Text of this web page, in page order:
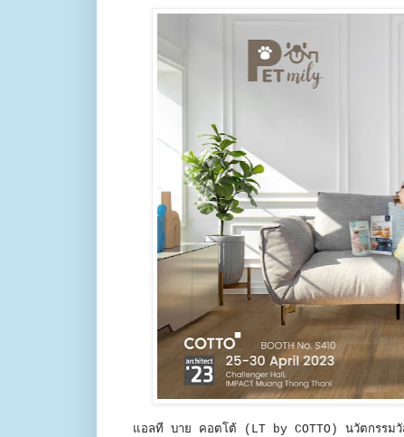
แอลที บาย คอตโต้ (LT by COTTO) นวัตกรร